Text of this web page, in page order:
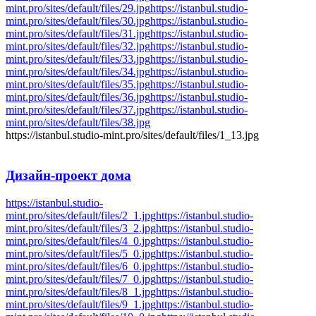
mint.pro/sites/default/files/29.jpghttps://istanbul.studio-
mint.pro/sites/default/files/30.jpghttps://istanbul.studio-
mint.pro/sites/default/files/31.jpghttps://istanbul.studio-
mint.pro/sites/default/files/32.jpghttps://istanbul.studio-
mint.pro/sites/default/files/33.jpghttps://istanbul.studio-
mint.pro/sites/default/files/34.jpghttps://istanbul.studio-
mint.pro/sites/default/files/35.jpghttps://istanbul.studio-
mint.pro/sites/default/files/36.jpghttps://istanbul.studio-
mint.pro/sites/default/files/37.jpghttps://istanbul.studio-
mint.pro/sites/default/files/38.jpg
https://istanbul.studio-mint.pro/sites/default/files/1_13.jpg
Дизайн-проект дома
https://istanbul.studio-
mint.pro/sites/default/files/2_1.jpghttps://istanbul.studio-
mint.pro/sites/default/files/3_2.jpghttps://istanbul.studio-
mint.pro/sites/default/files/4_0.jpghttps://istanbul.studio-
mint.pro/sites/default/files/5_0.jpghttps://istanbul.studio-
mint.pro/sites/default/files/6_0.jpghttps://istanbul.studio-
mint.pro/sites/default/files/7_0.jpghttps://istanbul.studio-
mint.pro/sites/default/files/8_1.jpghttps://istanbul.studio-
mint.pro/sites/default/files/9_1.jpghttps://istanbul.studio-